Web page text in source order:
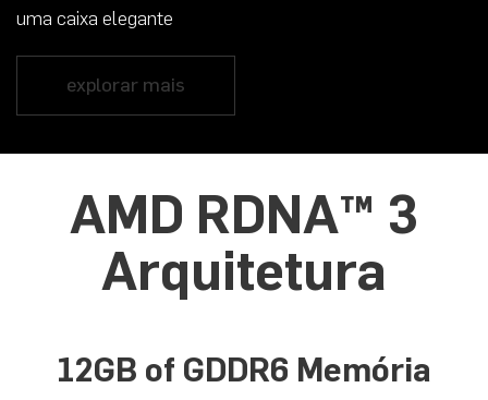
uma caixa elegante
explorar mais
AMD RDNA™ 3
Arquitetura
12GB of GDDR6 Memória